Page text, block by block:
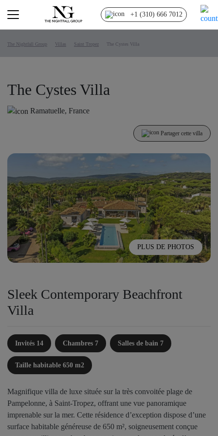
+1 (310) 666 7012
The Nightfall Group Villas Saint Tropez The Cystes Villa
The Cystes Villa
Ramatuelle, France
Partager cette villa
PLUS DE PHOTOS
Sleek Contemporary Beachfront
Villa
Invités 14 Chambres 7 Salles de bain 7
Taille habitable 650 m2
Magnifique villa de luxe située sur la très convoitée plage de
Pampelonne, à Saint-Tropez, offrant une vue panoramique
imprenable sur la mer. Cette résidence d’exception dispose d’une
surface habitable généreuse de 650 m², soigneusement conçue